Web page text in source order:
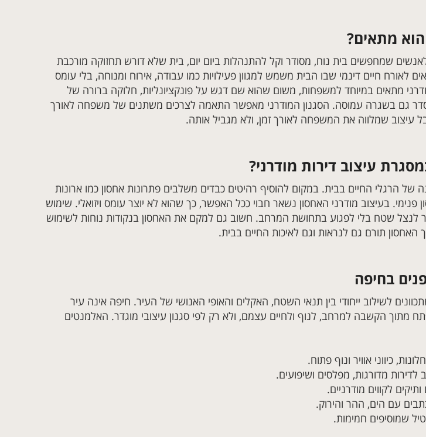
הוא מתאים?
שמחפשים בית נוח, מסודר וקל להתנהלות ביום יום, בית שלא דורש תחזוקה מורכבת
לאורח חיים דינמי שבו הבית משמש למגוון פעילויות כמו עבודה, אירוח ומנוחה, בלי עומס
מתאים במיוחד למשפחות, משום שהוא שם דגש על פונקציונליות, חלוקה ברורה של
סדר גם בשגרה עמוסה. הסגנון המודרני מאפשר התאמה לצרכים משתנים של משפחה לאורך
עיצוב שמלווה את המשפחה לאורך זמן, ולא מגביל אותה.
עיצוב דירות מודרני?
של הרגלי החיים בבית. במקום להוסיף רהיטים כבדים משלבים פתרונות אחסון כמו ארונות
פנימי. בעיצוב מודרני האחסון נשאר חבוי ככל האפשר, כך שהוא לא יוצר עומס ויזואלי. שימוש
לנצל שטח בלי לפגוע בתחושת המרחב. חשוב גם למקם את האחסון בנקודות נוחות לשימוש
האחסון תורם גם לנראות וגם לאיכות החיים בבית.
בחיפה
לשילוב ייחודי בין תנאי השטח, האקלים והאופי האנושי של העיר. חיפה אינה עיר
מתוך הקשבה למרחב, לנוף ולחיים עצמם, ולא רק לפי סגנון עיצובי מוגדר. האלמנטים
כיווני אוויר ונוף פתוח.
לדירות מדורגות, מפלסים ושיפועים.
לקווים מודרניים.
עם הים, ההר והירוק.
שמוסיפים חמימות.